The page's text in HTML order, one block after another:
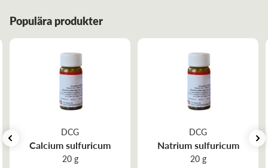
Populära produkter
DCG
Calcium sulfuricum
20 g
DCG
Natrium sulfuricum
20 g